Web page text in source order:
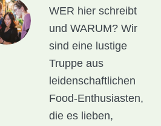
WER hier schreibt
und WARUM?Wir
sind eine lustige
Truppe aus
leidenschaftlichen
Food-Enthusiasten,
die es lieben,